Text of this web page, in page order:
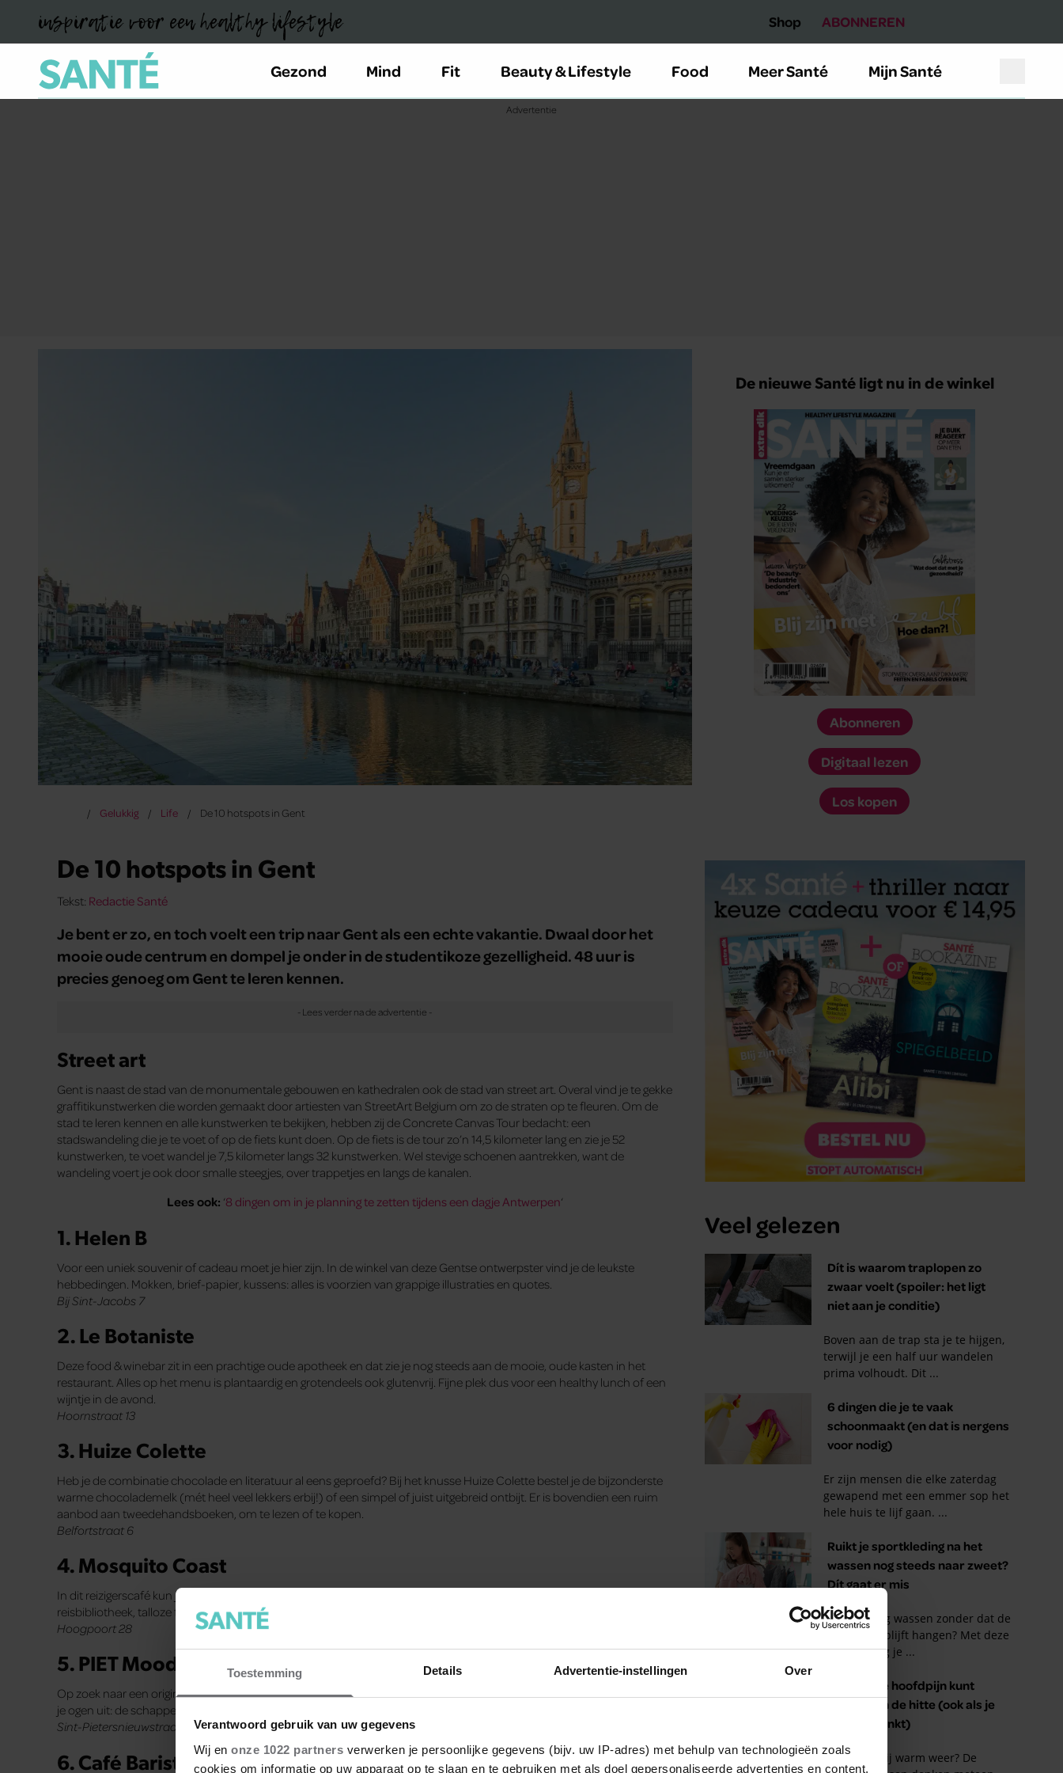
Toestemming Details Advertentie-instellingen Over
Verantwoord gebruik van uw gegevens
Wij en onze 1022 partners verwerken je persoonlijke gegevens (bijv. uw IP-adres) met behulp van technologieën zoals
cookies om informatie op uw apparaat op te slaan en te gebruiken met als doel gepersonaliseerde advertenties en content,
inspiratie voor een healthy lifestyle Shop ABONNEREN
Gezond Mind Fit Beauty & Lifestyle Food Meer Santé Mijn Santé
Gelukkig Life De 10 hotspots in Gent
De 10 hotspots in Gent
Tekst: Redactie Santé
Je bent er zo, en toch voelt een trip naar Gent als een echte vakantie. Dwaal door het
mooie oude centrum en dompel je onder in de studentikoze gezelligheid. 48 uur is
precies genoeg om Gent te leren kennen.
Street art
Gent is naast de stad van de monumentale gebouwen en kathedralen ook de stad van street art. Overal vind je te gekke
graffitikunstwerken die worden gemaakt door artiesten van StreetArt Belgium om zo de straten op te fleuren. Om de
stad te leren kennen en alle kunstwerken te bekijken, hebben zij de Concrete Canvas Tour bedacht: een
stadswandeling die je te voet of op de fiets kunt doen. Op de fiets is de tour zo’n 14,5 kilometer lang en zie je 52
kunstwerken, te voet wandel je 7,5 kilometer langs 32 kunstwerken. Wel stevige schoenen aantrekken, want de
wandeling voert je ook door smalle steegjes, over trappetjes en langs de kanalen.
Lees ook: ‘8 dingen om in je planning te zetten tijdens een dagje Antwerpen‘
1. Helen B
Voor een uniek souvenir of cadeau moet je hier zijn. In de winkel van deze Gentse ontwerpster vind je de leukste
hebbedingen. Mokken, brief-papier, kussens: alles is voorzien van grappige illustraties en quotes.
Bij Sint-Jacobs 7
2. Le Botaniste
Deze food & winebar zit in een prachtige oude apotheek en dat zie je nog steeds aan de mooie, oude kasten in het
restaurant. Alles op het menu is plantaardig en grotendeels ook glutenvrij. Fijne plek dus voor een healthy lunch of een
wijntje in de avond.
Hoornstraat 13
3. Huize Colette
Heb je de combinatie chocolade en literatuur al eens geproefd? Bij het knusse Huize Colette bestel je de bijzonderste
warme chocolademelk (mét heel veel lekkers erbij!) of een simpel of juist uitgebreid ontbijt. Er is bovendien een ruim
aanbod aan tweedehandsboeken, om te lezen of te kopen.
Belfortstraat 6
4. Mosquito Coast
In dit reizigerscafé kun je terecht voor lunch of diner met gerechten van over de hele wereld. De uitgebreide
reisbibliotheek, talloze foto’s, souvenirs, wereldkaarten en wereldbollen zorgen voor een instant vakantiegevoel.
Hoogpoort 28
5. PIET Moodshop
Op zoek naar een origineel cadeau of iets voor je interieur? In deze winkel, gevestigd in een voormalige drogisterij, kijk je
je ogen uit: de schappen reiken tot aan het plafond.
Sint-Pietersnieuwstraat 9
6. Café Barista
De nieuwe Santé ligt nu in de winkel
Abonneren
Digitaal lezen
Los kopen